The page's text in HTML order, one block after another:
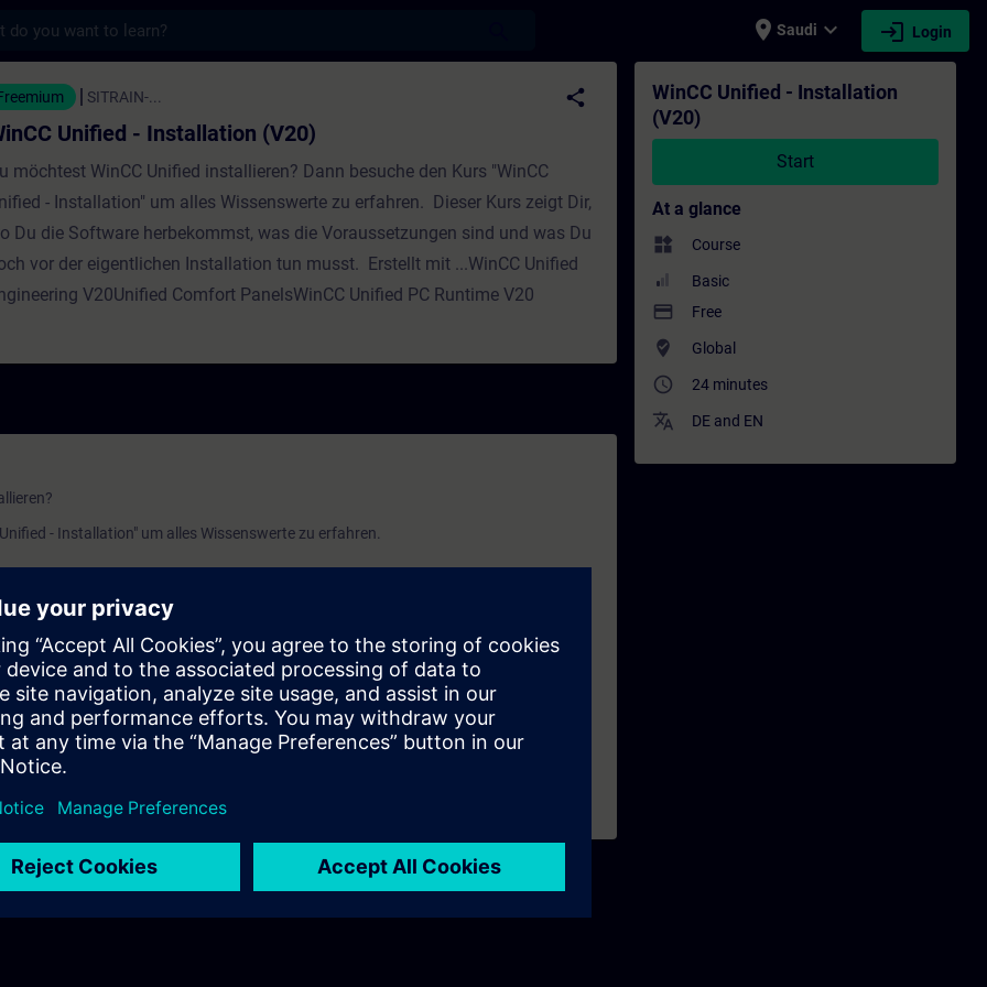
place Saudi expand_more login Login
- Installation (V20) - Training - Training - Professional development | SITRAIN
SITRAIN-... share
Unified - Installation (V20)
möchtest WinCC Unified installieren? Dann besuche den Kurs "WinCC
- Installation" um alles Wissenswerte zu erfahren. Dieser Kurs zeigt Dir,
Du die Software herbekommst, was die Voraussetzungen sind und was Du
vor der eigentlichen Installation tun musst. Erstellt mit ...WinCC Unified
V20Unified Comfort PanelsWinCC Unified PC Runtime V20
- Installation" um alles Wissenswerte zu erfahren.
herbekommst, was die Voraussetzungen sind und was Du noch vor der
V20
WinCC Unified - Installation
(V20)
Start
At a glance
widgets Course
Basic
payment Free
where_to_vote Global
access_time 24 minutes
translate DE and EN